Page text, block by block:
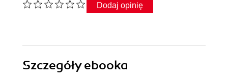
Dodaj opinię
Szczegółyebooka